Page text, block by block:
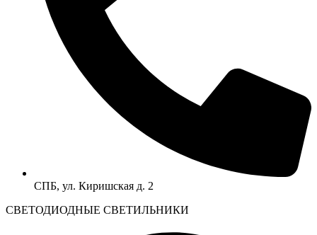
СПБ, ул. Киришская д. 2
CВЕТОДИОДНЫЕ СВЕТИЛЬНИКИ